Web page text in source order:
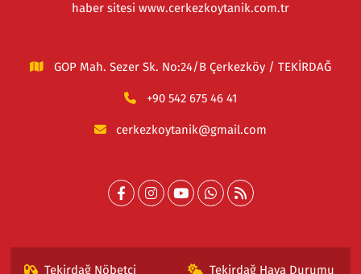
haber sitesi www.cerkezkoytanik.com.tr
GOP Mah. Sezer Sk. No:24/B Çerkezköy / TEKİRDAĞ
+90 542 675 46 41
cerkezkoytanik@gmail.com
Tekirdağ Nöbetçi Tekirdağ Hava Durumu